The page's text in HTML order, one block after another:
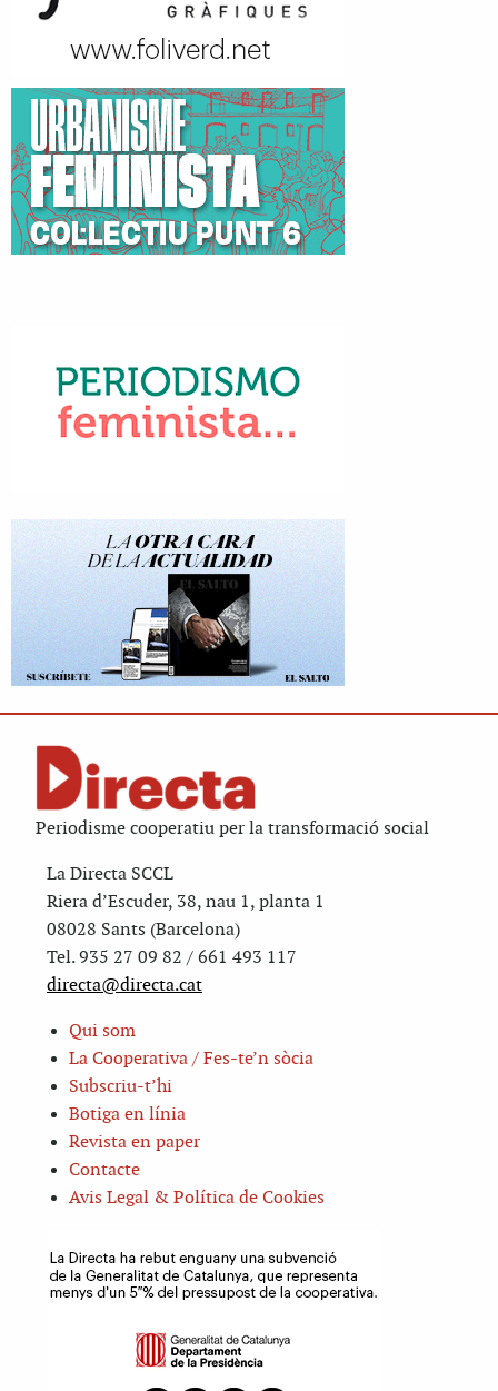
Periodisme cooperatiu per la transformació social
La Directa SCCL
Riera d’Escuder, 38, nau 1, planta 1
08028 Sants (Barcelona)
Tel. 935 27 09 82 / 661 493 117
directa@directa.cat
Qui som
La Cooperativa / Fes-te’n sòcia
Subscriu-t’hi
Botiga en línia
Revista en paper
Contacte
Avis Legal & Política de Cookies